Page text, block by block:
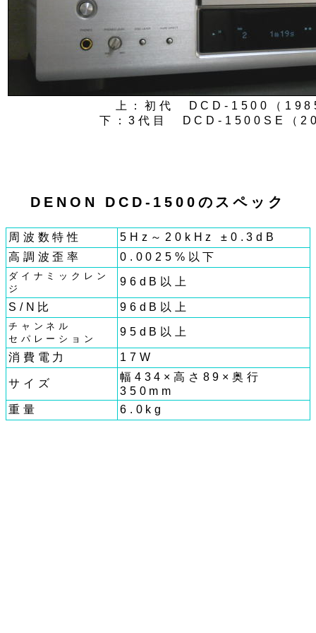
上：初代 DCD-1500（
下：3代目 DCD-1500SE（
DENON DCD-1500のスペック
周波数特性
5Hz～20kHz ±0.3dB
高調波歪率
0.0025%以下
ダイナミックレン
ジ
96dB以上
S/N比 96dB以上
チャンネル
セパレーション
95dB以上
消費電力 17W
サイズ
幅434×高さ89×奥行
350mm
重量
6.0kg